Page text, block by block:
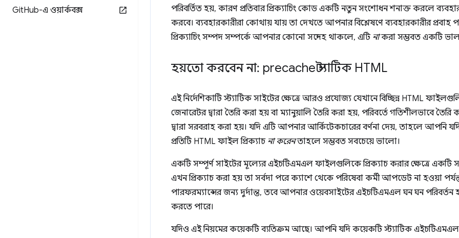
GitHub-এ ওয়ার্কবক্স
পরিবর্তিত হয়, কারণ প্রতিবার প্রিক্যাচিং কোড একটি নতুন সংশোধন শনাক্ত করলে
করবে। ব্যবহারকারীরা কোথায় যায় তা দেখতে আপনার বিশ্লেষণে ব্যবহারকারীর
প্রিক্যাচিং সম্পদ সম্পর্কে আপনার কোনো সন্দেহ থাকলে, এটি নাকরা সম্ভবত একটি
হয়তো করবেন না: precache স্ট্যাটিক HTML
এই নির্দেশিকাটি স্ট্যাটিক সাইটের ক্ষেত্রে আরও প্রযোজ্য যেখানে বিচ্ছিন্ন HTML
জেনারেটর দ্বারা তৈরি করা হয় বা ম্যানুয়ালি তৈরি করা হয়, পরিবর্তে গতিশীলভাবে তৈরি
দ্বারা সরবরাহ করা হয়। যদি এটি আপনার আর্কিটেকচারের বর্ণনা দেয়, তাহলে আপনি
প্রতিটি HTML ফাইল প্রিক্যাচ না করেনতাহলে সম্ভবত সবচেয়ে ভালো।
একটি সম্পূর্ণ সাইটের মূল্যের এইচটিএমএল ফাইলগুলিকে প্রিক্যাচ করার ক্ষেত্রে একটি
এখন প্রিক্যাচ করা হয় তা সর্বদা পরে ক্যাশে থেকে পরিষেবা কর্মী আপডেট না হওয়া
পারফরম্যান্সের জন্য দুর্দান্ত, তবে আপনার ওয়েবসাইটের এইচটিএমএল ঘন ঘন পরিবর্তন
করতে পারে।
যদিও এই নিয়মের কয়েকটি ব্যতিক্রম আছে। আপনি যদি কয়েকটি স্ট্যাটিক